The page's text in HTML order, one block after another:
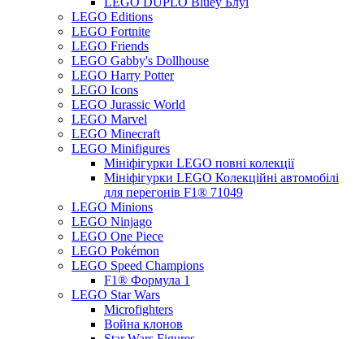
LEGO Editions
LEGO Fortnite
LEGO Friends
LEGO Gabby's Dollhouse
LEGO Harry Potter
LEGO Icons
LEGO Jurassic World
LEGO Marvel
LEGO Minecraft
LEGO Minifigures
Мініфігурки LEGO повні колекції
Мініфігурки LEGO Колекційні автомобілі
для перегонів F1® 71049
LEGO Minions
LEGO Ninjago
LEGO One Piece
LEGO Pokémon
LEGO Speed Champions
F1® Формула 1
LEGO Star Wars
Microfighters
Война клонов